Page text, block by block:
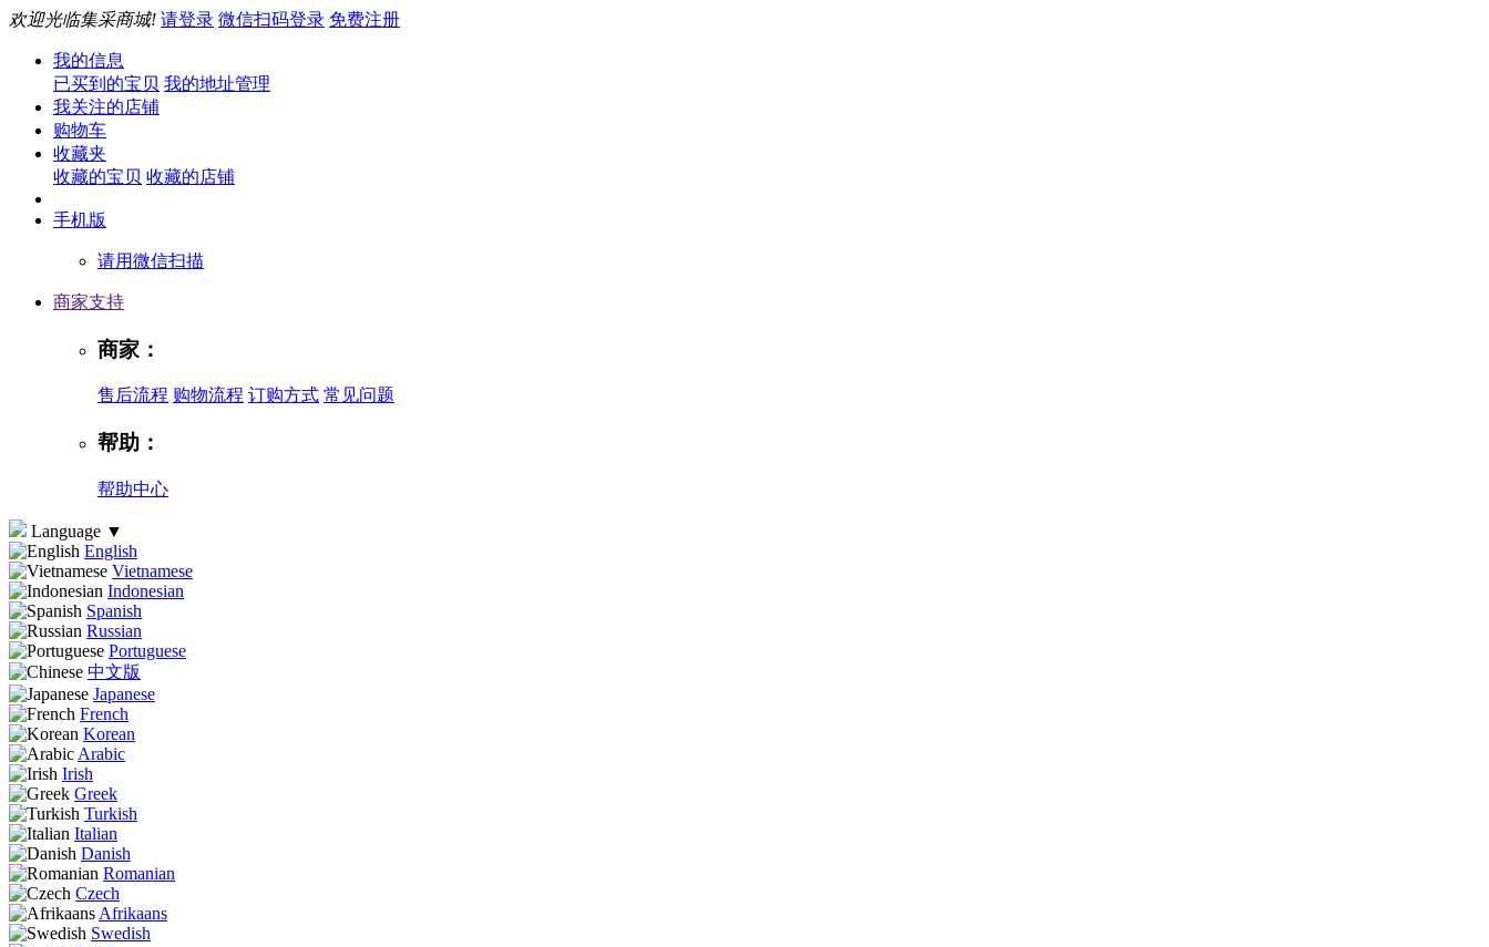
欢迎光临集采商城! 请登录 微信扫码登录 免费注册
我的信息
已买到的宝贝 我的地址管理
我关注的店铺
购物车
收藏夹
收藏的宝贝 收藏的店铺
手机版
请用微信扫描
商家支持
商家：
售后流程 购物流程 订购方式 常见问题
帮助：
帮助中心
Language ▼
English
Vietnamese
Indonesian
Spanish
Russian
Portuguese
中文版
Japanese
French
Korean
Arabic
Irish
Greek
Turkish
Italian
Danish
Romanian
Czech
Afrikaans
Swedish